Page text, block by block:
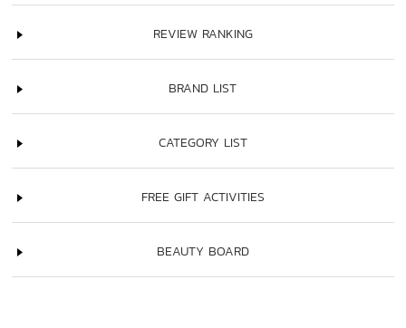
REVIEW RANKING
BRAND LIST
CATEGORY LIST
FREE GIFT ACTIVITIES
BEAUTY BOARD